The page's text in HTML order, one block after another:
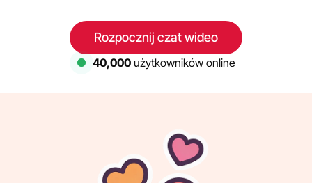
Rozpocznij czat wideo
40,000użytkowników online